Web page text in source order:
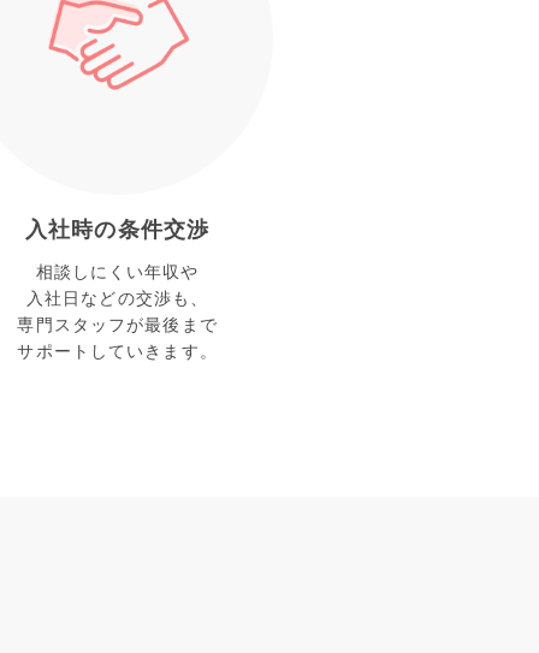
入社時の条件交渉
相談しにくい年収や
入社日などの交渉も、
専門スタッフが最後まで
サポートしていきます。